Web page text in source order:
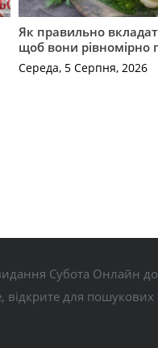
Як правильно
щоб вони рівномірно
Середа, 5 Серпня, 2026
Субота Онлайн
відкрите для